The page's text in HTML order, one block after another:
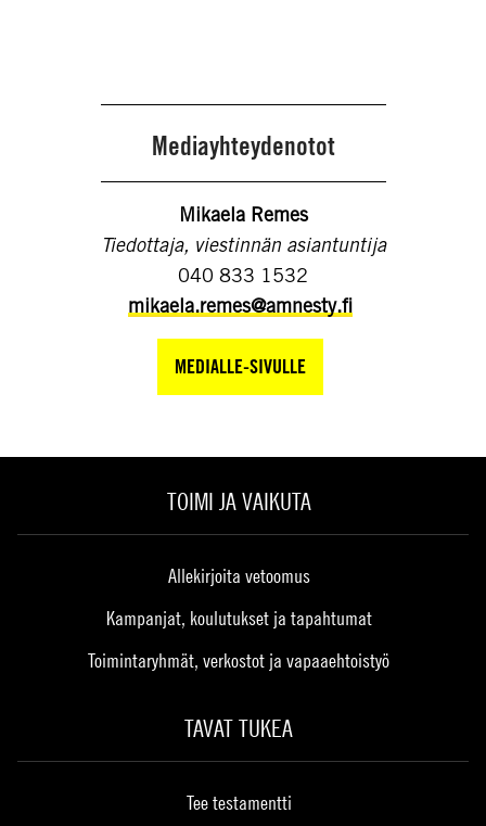
Mediayhteydenotot
Mikaela Remes
Tiedottaja, viestinnän asiantuntija
040 833 1532
mikaela.remes@amnesty.fi
MEDIALLE-SIVULLE
TOIMI JA VAIKUTA
Allekirjoita vetoomus
Kampanjat, koulutukset ja tapahtumat
Toimintaryhmät, verkostot ja vapaaehtoistyö
TAVAT TUKEA
Tee testamentti